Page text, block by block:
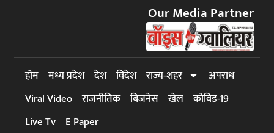
Our Media Partner
होम मध्य प्रदेश देश विदेश राज्य-शहर
अपराध
Viral Video राजनीतिक बिजनेस खेल कोविड-19
Live Tv
E Paper